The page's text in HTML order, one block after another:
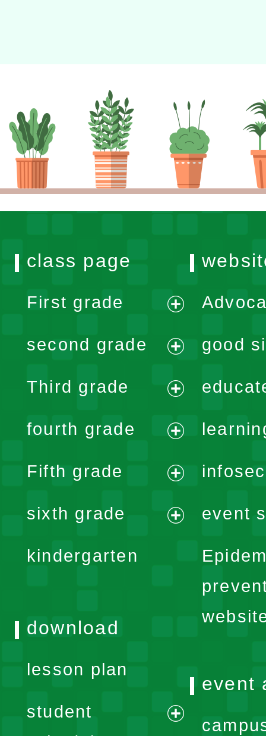
class page
First grade
menu
second grade
menu
Third grade
menu
fourth grade
menu
Fifth grade
menu
sixth grade
kindergarten
good
event
download
lesson plan
student
event